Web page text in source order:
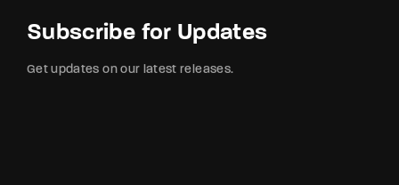
Subscribe for Updates
Get updates on our latest releases.